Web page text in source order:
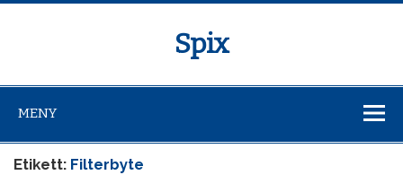
Spix
MENY
Etikett: Filterbyte